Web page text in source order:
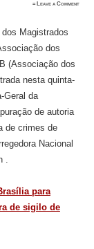
≈ Leave a Comment
Magistrados
dos
(Associação dos
nesta quinta-
Geral da
de autoria
de crimes de
Nacional
.
para
de sigilo de